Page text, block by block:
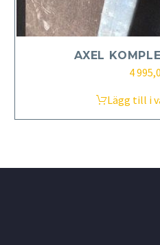
AXEL
4
Lägg till i